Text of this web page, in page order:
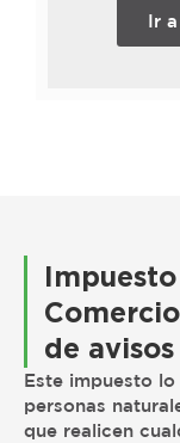
Ir
de
Este impuesto
personas
que realicen